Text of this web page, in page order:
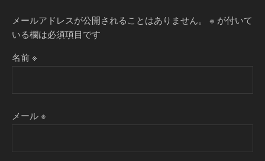
メールアドレスが公開されることはありません。 ※ が付いて
いる欄は必須項目です
名前※
メール※